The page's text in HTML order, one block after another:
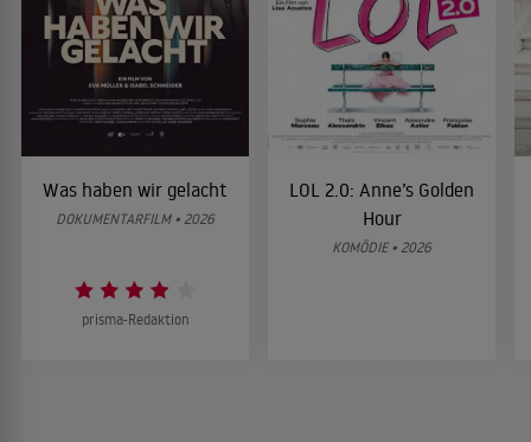
Was haben wir gelacht
DOKUMENTARFILM • 2026
prisma-Redaktion
LOL 2.0: Anne’s Golden
Hour
KOMÖDIE • 2026